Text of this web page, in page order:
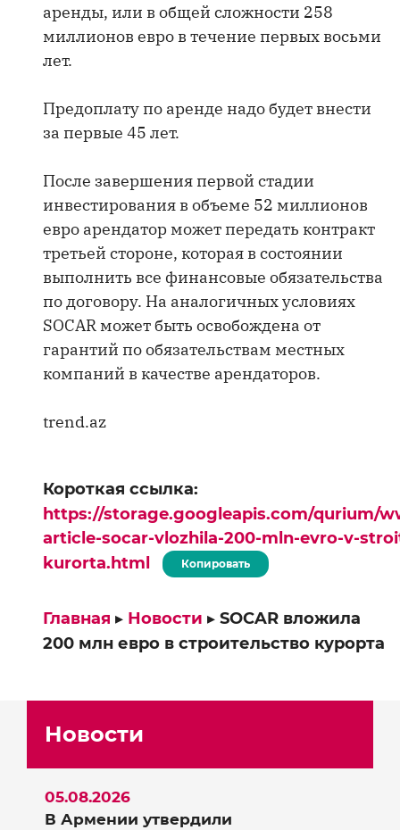
аренды, или в общей сложности 258
миллионов евро в течение первых восьми
лет.
Предоплату по аренде надо будет внести
за первые 45 лет.
После завершения первой стадии
инвестирования в объеме 52 миллионов
евро арендатор может передать контракт
третьей стороне, которая в состоянии
выполнить все финансовые обязательства
по договору. На аналогичных условиях
SOCAR может быть освобождена от
гарантий по обязательствам местных
компаний в качестве арендаторов.
trend.az
Короткая ссылка:
https://storage.googleapis.com/qurium/
article-socar-vlozhila-200-mln-evro-v-
kurorta.html
Копировать
Главная ▸ Новости ▸ SOCAR вложила
200 млн евро в строительство курорта
Новости
В Армении утвердили
05.08.2026